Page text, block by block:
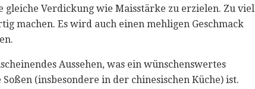
Verdickung wie Maisstärke zu erzielen. Zu viel
machen. Es wird auch einen mehligen Geschmack
Aussehen, was ein wünschenswertes
(insbesondere in der chinesischen Küche) ist.